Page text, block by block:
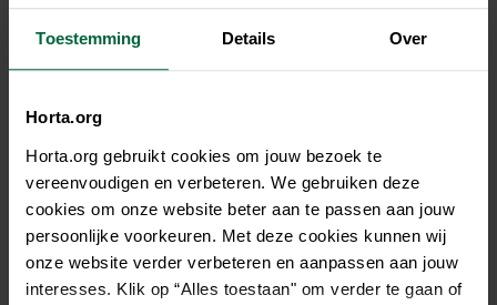
Toestemming Details Over
Horta.org
Horta.org gebruikt cookies om jouw bezoek te
vereenvoudigen en verbeteren. We gebruiken deze
cookies om onze website beter aan te passen aan jouw
persoonlijke voorkeuren. Met deze cookies kunnen wij
onze website verder verbeteren en aanpassen aan jouw
interesses. Klik op “Alles toestaan" om verder te gaan of
Aquase pH Min poeder 5 kg
pH-Min verlaagt de pH-waarde hoger dan 7,6
Supergeconcentreerd